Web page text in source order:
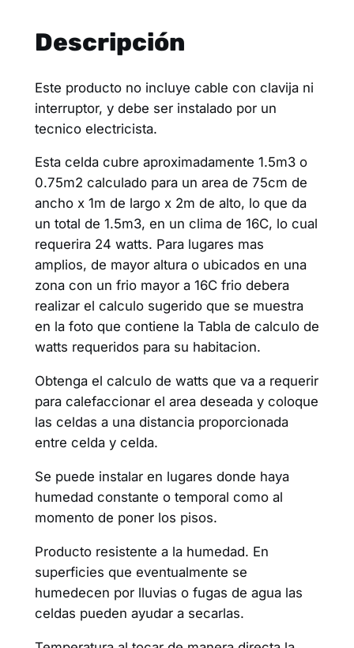
Descripción
Este producto no incluye cable con clavija ni
interruptor, y debe ser instalado por un
tecnico electricista.
Esta celda cubre aproximadamente 1.5m3 o
0.75m2 calculado para un area de 75cm de
ancho x 1m de largo x 2m de alto, lo que da
un total de 1.5m3, en un clima de 16C, lo cual
requerira 24 watts. Para lugares mas
amplios, de mayor altura o ubicados en una
zona con un frio mayor a 16C frio debera
realizar el calculo sugerido que se muestra
en la foto que contiene la Tabla de calculo de
watts requeridos para su habitacion.
Obtenga el calculo de watts que va a requerir
para calefaccionar el area deseada y coloque
las celdas a una distancia proporcionada
entre celda y celda.
Se puede instalar en lugares donde haya
humedad constante o temporal como al
momento de poner los pisos.
Producto resistente a la humedad. En
superficies que eventualmente se
humedecen por lluvias o fugas de agua las
celdas pueden ayudar a secarlas.